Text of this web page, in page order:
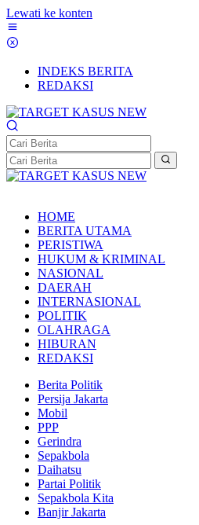
Lewati ke konten
INDEKS BERITA
REDAKSI
HOME
BERITA UTAMA
PERISTIWA
HUKUM & KRIMINAL
NASIONAL
DAERAH
INTERNASIONAL
POLITIK
OLAHRAGA
HIBURAN
REDAKSI
Berita Politik
Persija Jakarta
Mobil
PPP
Gerindra
Sepakbola
Daihatsu
Partai Politik
Sepakbola Kita
Banjir Jakarta